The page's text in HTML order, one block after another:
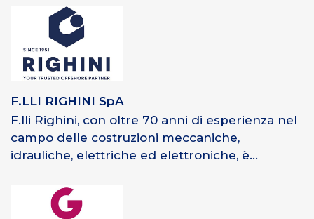
F.LLI RIGHINI SpA
F.lli Righini, con oltre 70 anni di esperienza nel
campo delle costruzioni meccaniche,
idrauliche, elettriche ed elettroniche, è...